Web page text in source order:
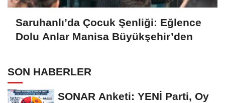
Saruhanlı’da Çocuk Şenliği: Eğlence
Dolu Anlar Manisa Büyükşehir’den
SON HABERLER
SONAR Anketi: YENİ Parti, Oy